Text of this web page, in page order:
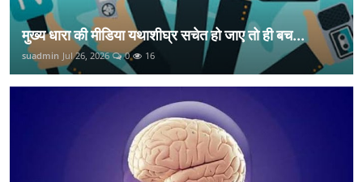
मुख्य धारा की मीडिया यथाशीघ्र सचेत हो जाए तो ही बच...
suadmin Jul 26, 2026 0 16